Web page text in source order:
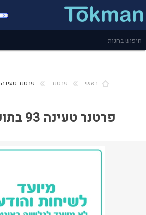
ראשי פרטנר פרטנר טעינה 93 בתוקף לשנה
פרטנר טעינה 93 בתוקף לשנה